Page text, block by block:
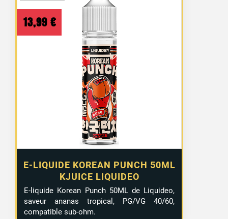
E-LIQUIDE KOREAN PUNCH 50ML
KJUICE LIQUIDEO
13,99 €
E-liquide Korean Punch 50ML de Liquideo,
saveur ananas tropical, PG/VG 40/60,
compatible sub-ohm.